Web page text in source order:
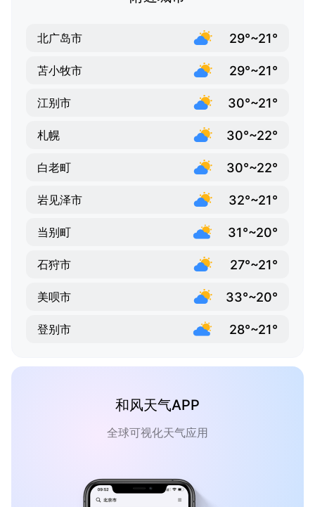
北广岛市 29°~21°
苫小牧市 29°~21°
江别市 30°~21°
札幌 30°~22°
白老町 30°~22°
岩见泽市 32°~21°
当别町 31°~20°
石狩市 27°~21°
美呗市 33°~20°
登别市 28°~21°
和风天气APP
全球可视化天气应用